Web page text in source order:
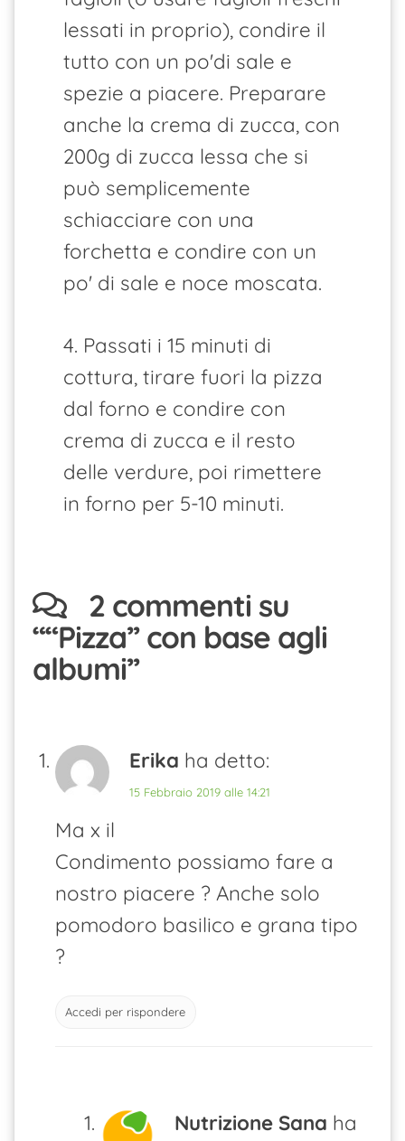
lessati in proprio), condire il
tutto con un po'di sale e
spezie a piacere. Preparare
anche la crema di zucca, con
200g di zucca lessa che si
può semplicemente
schiacciare con una
forchetta e condire con un
po' di sale e noce moscata.
4. Passati i 15 minuti di
cottura, tirare fuori la pizza
dal forno e condire con
crema di zucca e il resto
delle verdure, poi rimettere
in forno per 5-10 minuti.
2 commenti su
““Pizza” con base agli
albumi”
Erika ha detto:
15 Febbraio 2019 alle 14:21
Ma x il
Condimento possiamo fare a
nostro piacere ? Anche solo
pomodoro basilico e grana tipo
?
Accedi per rispondere
Nutrizione Sana ha